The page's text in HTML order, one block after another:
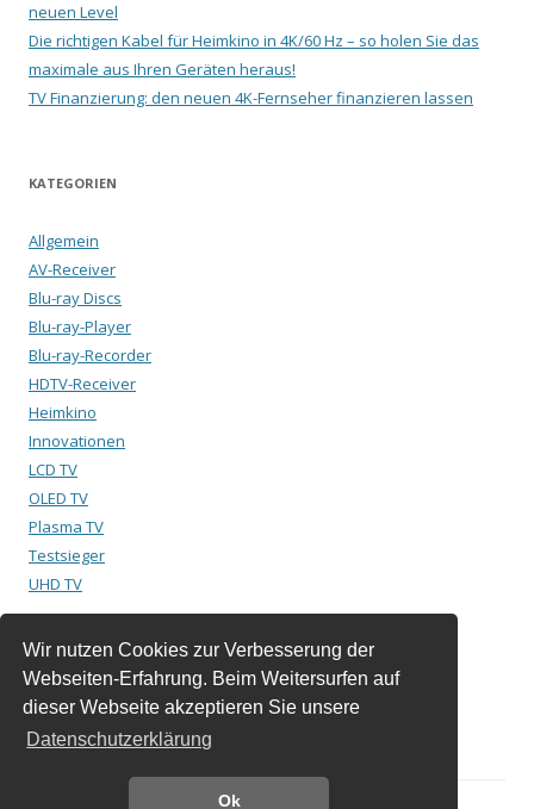
Wir nutzen Cookies zur Verbesserung der
Webseiten-Erfahrung. Beim Weitersurfen auf
dieser Webseite akzeptieren Sie unsere
Datenschutzerklärung
Ok
neuen Level
Die richtigen Kabel für Heimkino in 4K/60 Hz – so holen Sie das
maximale aus Ihren Geräten heraus!
TV Finanzierung: den neuen 4K-Fernseher finanzieren lassen
KATEGORIEN
Allgemein
AV-Receiver
Blu-ray Discs
Blu-ray-Player
Blu-ray-Recorder
HDTV-Receiver
Heimkino
Innovationen
LCD TV
OLED TV
Plasma TV
Testsieger
UHD TV
Suchen
nach: